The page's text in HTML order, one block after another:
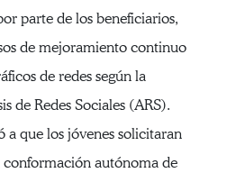
parte de los beneficiarios,
de mejoramiento continuo
de redes según la
de Redes Sociales (ARS).
a que los jóvenes solicitaran
autónoma de